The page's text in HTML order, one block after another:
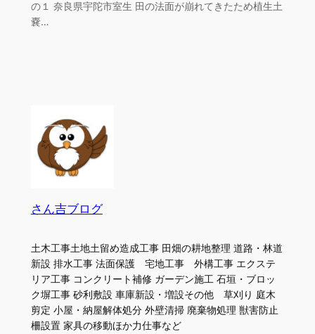
の１ 奈良県宇陀市室生 田の法面が崩れてきたため植生土
嚢…
さん吉ブログ
土木工事土地土留め造成工事 田畑の耕地整理 道路・林道
新設 排水工事 法面保護 宅地工事 外構工事 エクステ
リア工事 コンクリート補修 ガーデン施工 石垣・ブロッ
ク塀工事 砂利敷設 車庫新設・増設その他 草刈り 庭木
剪定 小屋・納屋解体処分 外壁清掃 廃棄物処理 獣害防止
柵設置 家具の移動ほか力仕事など